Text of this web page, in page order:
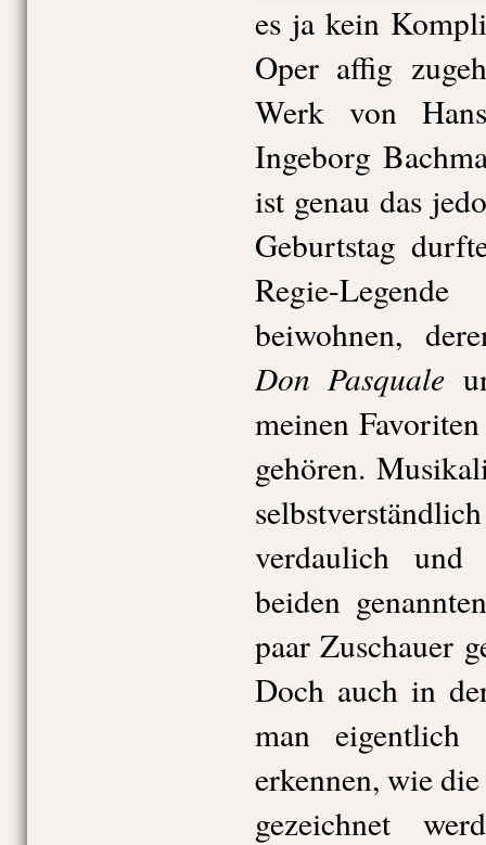
es ja kein
Oper affig
Werk von
Ingeborg
ist genau das
Geburtstag
Regie-
beiwohnen,
Don Pasquale
meinen
gehören.
verdaulich
beiden
paar Zuschauer
Doch auch in
man eigentlich
erkennen, wie
gezeichnet